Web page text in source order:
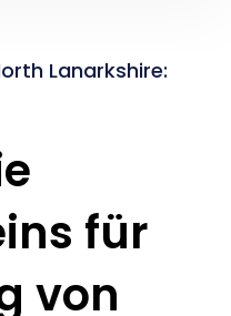
Lanarkshire:
für
von